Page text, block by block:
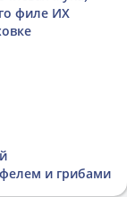
филе ИХ
и грибами